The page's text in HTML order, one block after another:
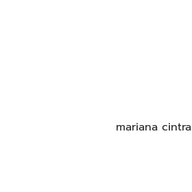
mariana cintra